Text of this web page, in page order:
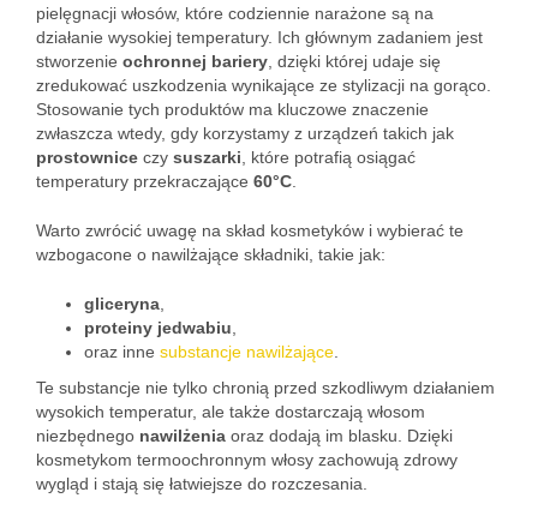
pielęgnacji włosów, które codziennie narażone są na
działanie wysokiej temperatury. Ich głównym zadaniem jest
stworzenie ochronnej bariery , dzięki której udaje się
zredukować uszkodzenia wynikające ze stylizacji na gorąco.
Stosowanie tych produktów ma kluczowe znaczenie
zwłaszcza wtedy, gdy korzystamy z urządzeń takich jak
prostownice czy suszarki , które potrafią osiągać
temperatury przekraczające 60°C
Warto zwrócić uwagę na skład kosmetyków i wybierać te
wzbogacone o nawilżające składniki, takie jak:
gliceryna
proteiny jedwabiu
oraz inne substancje nawilżające
Te substancje nie tylko chronią przed szkodliwym działaniem
wysokich temperatur, ale także dostarczają włosom
niezbędnego nawilżenia oraz dodają im blasku. Dzięki
kosmetykom termoochronnym włosy zachowują zdrowy
wygląd i stają się łatwiejsze do rozczesania.